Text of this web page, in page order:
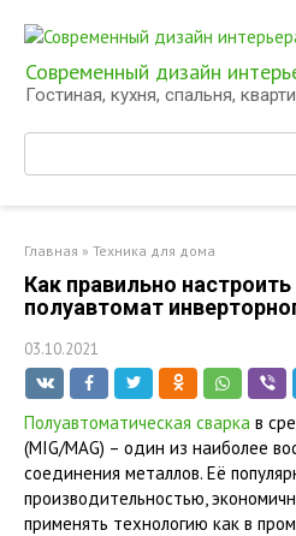
контенту
Современный дизайн
Гостиная, кухня, спальня,
Поиск:
Главная » Техника для дома
Как правильно
полуавтомат
03.10.2021
Полуавтоматическая сварка в
(MIG/MAG) – один из наиболее
соединения металлов. Её
производительностью,
применять технологию как в